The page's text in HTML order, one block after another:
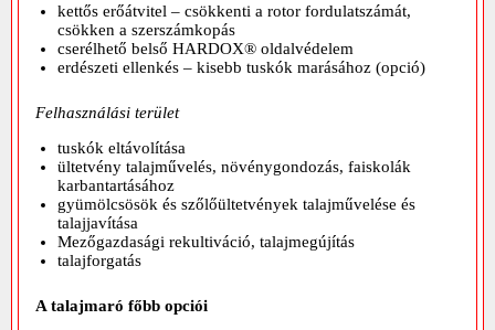
kettős erőátvitel – csökkenti a rotor fordulatszámát,
csökken a szerszámkopás
cserélhető belső HARDOX® oldalvédelem
erdészeti ellenkés – kisebb tuskók marásához (opció)
Felhasználási terület
tuskók eltávolítása
ültetvény talajművelés, növénygondozás, faiskolák
karbantartásához
gyümölcsösök és szőlőültetvények talajművelése és
talajjavítása
Mezőgazdasági rekultiváció, talajmegújítás
talajforgatás
A talajmaró főbb opciói